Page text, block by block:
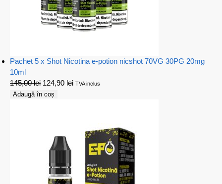
Pachet 5 x Shot Nicotina e-potion nicshot 70VG 30PG 20mg
10ml
145,00lei 124,90 lei TVA inclus
Adaugă în coș